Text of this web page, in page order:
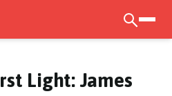
Light: James